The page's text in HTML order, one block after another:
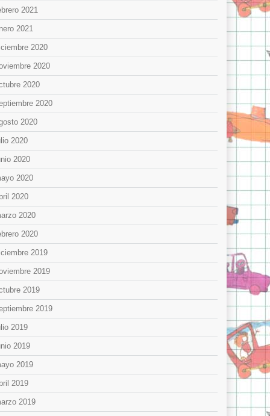
2021
2021
2020
2020
2020
2020
2020
2020
2020
2020
2020
2020
2020
2019
2019
2019
2019
2019
2019
2019
2019
2019